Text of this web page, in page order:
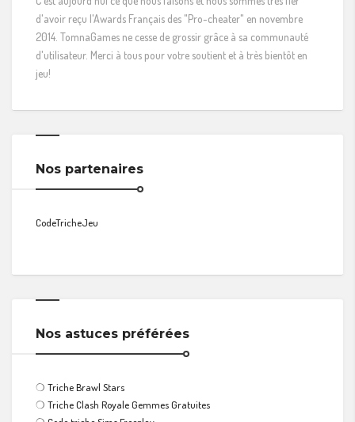
d'avoir reçu l'Awards Français des "Pro-cheater" en novembre
2014. TomnaGames ne cesse de grossir grâce à sa communauté
d'utilisateur. Merci à tous pour votre soutient et à très bientôt en
jeu!
Nos partenaires
CodeTricheJeu
Nos astuces préférées
❍ Triche Brawl Stars
❍ Triche Clash Royale Gemmes Gratuites